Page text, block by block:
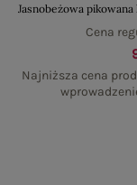
Jasnobeżowa
Najniższa cena
Cena